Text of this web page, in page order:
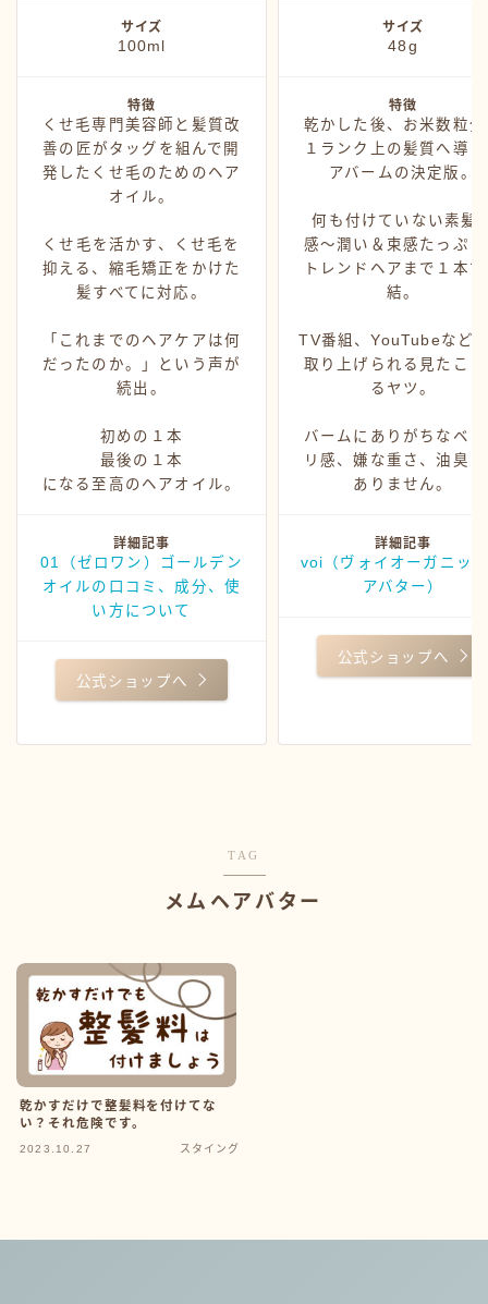
ヘアグッズ
サイズ
100ml
特徴
くせ毛専門美容師と髪質改
善の匠がタッグを組んで開
発したくせ毛のためのヘア
オイル。
くせ毛を活かす、くせ毛を
抑える、縮毛矯正をかけた
髪すべてに対応。
「これまでのヘアケアは何
だったのか。」という声が
続出。
初めの１本
最後の１本
になる至高のヘアオイル。
詳細記事
01（ゼロワン）ゴールデン
オイルの口コミ、成分、使
い方について
公式ショップへ
サイズ
48g
特徴
乾かした後、お米数粒
１ランク上の髪質へ導
アバームの決定版。
何も付けていない素髪
感〜潤い＆束感たっぷ
トレンドヘアまで１本
結。
TV番組、YouTubeなど
取り上げられる見たこ
るヤツ。
バームにありがちなベ
リ感、嫌な重さ、油臭
ありません。
詳細記事
voi（ヴォイオーガニッ
アバター）
公式ショップへ
TAG
メムヘアバター
乾かすだけで整髪料を付けてな
い？それ危険です。
2023.10.27 スタイング